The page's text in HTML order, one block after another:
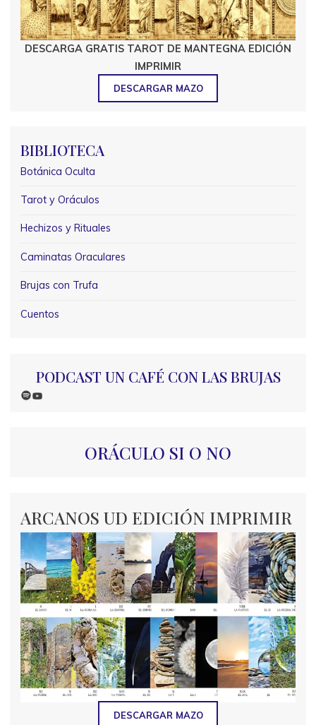
DESCARGA GRATIS TAROT DE MANTEGNA EDICIÓN
IMPRIMIR
DESCARGAR MAZO
BIBLIOTECA
Botánica Oculta
Tarot y Oráculos
Hechizos y Rituales
Caminatas Oraculares
Brujas con Trufa
Cuentos
PODCAST UN CAFÉ CON LAS BRUJAS
Spotify
YouTube
ORÁCULO SI O NO
ARCANOS UD EDICIÓN IMPRIMIR
DESCARGAR MAZO